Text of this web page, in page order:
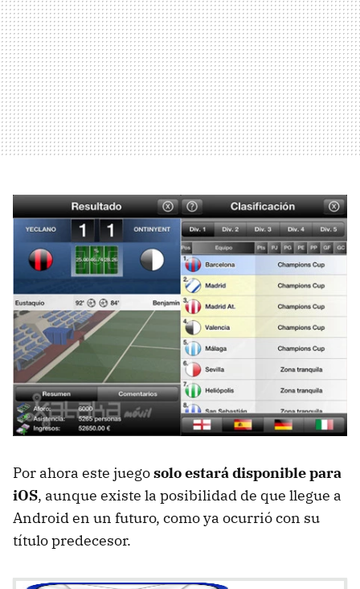
Por ahora este juegosolo estará disponible para
iOS, aunque existe la posibilidad de que llegue a
Android en un futuro, como ya ocurrió con su
título predecesor.